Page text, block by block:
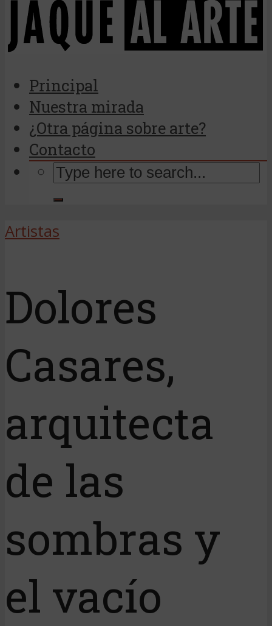
Principal
Nuestra mirada
¿Otra página sobre arte?
Contacto
Artistas
Dolores
Casares,
arquitecta
de las
sombras y
el vacío